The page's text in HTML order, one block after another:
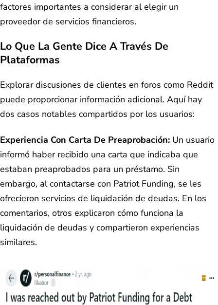
factores importantes a considerar al elegir un
proveedor de servicios financieros.
Lo Que La Gente Dice A Través De
Plataformas
Explorar discusiones de clientes en foros como Reddit
puede proporcionar información adicional. Aquí hay
dos casos notables compartidos por los usuarios:
Experiencia Con Carta De Preaprobación: Un usuario
informó haber recibido una carta que indicaba que
estaban preaprobados para un préstamo. Sin
embargo, al contactarse con Patriot Funding, se les
ofrecieron servicios de liquidación de deudas. En los
comentarios, otros explicaron cómo funciona la
liquidación de deudas y compartieron experiencias
similares.